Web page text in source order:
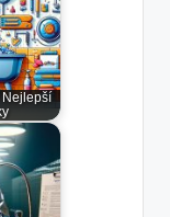
Nejlepší